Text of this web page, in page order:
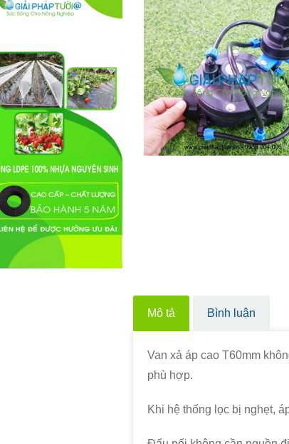
Mô tả Bình luận
Van xả áp cao T60mm
phù hợp.
Khi hệ thống lọc bị nghẹt,